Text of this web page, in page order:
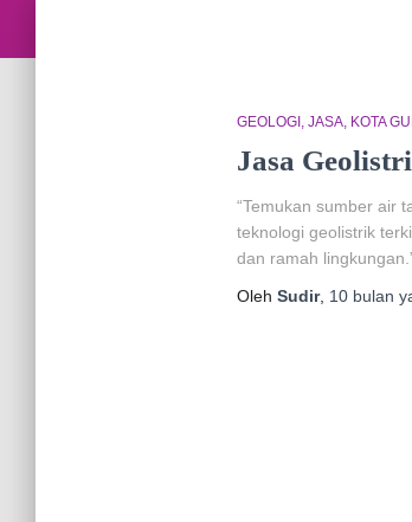
GEOLOGI JASA KOTA
Jasa
“Temukan sumber air
teknologi geolistrik
dan ramah
Oleh Sudir, 10 bulan